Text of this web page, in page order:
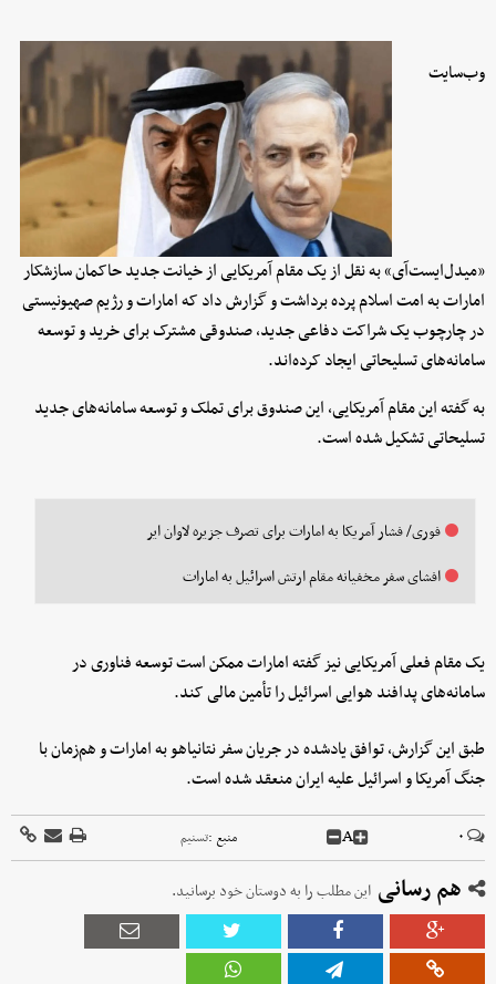
وب‌سایت
«میدل‌ایست‌آی» به نقل از یک مقام آمریکایی از خیانت جدید حاکمان سازشکار
امارات به امت اسلام پرده برداشت و گزارش داد که امارات و رژیم صهیونیستی
در چارچوب یک شراکت دفاعی جدید، صندوقی مشترک برای خرید و توسعه
سامانه‌های تسلیحاتی ایجاد کرده‌اند.
به گفته این مقام آمریکایی، این صندوق برای تملک و توسعه سامانه‌های جدید
تسلیحاتی تشکیل شده است.
فوری/ فشار آمریکا به امارات برای تصرف جزیره لاوان ایر
افشای سفر مخفیانه مقام ارتش اسرائیل به امارات
یک مقام فعلی آمریکایی نیز گفته امارات ممکن است توسعه فناوری در
سامانه‌های پدافند هوایی اسرائیل را تأمین مالی کند.
طبق این گزارش، توافق یادشده در جریان سفر نتانیاهو به امارات و هم‌زمان با
جنگ آمریکا و اسرائیل علیه ایران منعقد شده است.
۰ A منبع :تسنیم
هم رسانی این مطلب را به دوستان خود برسانید.